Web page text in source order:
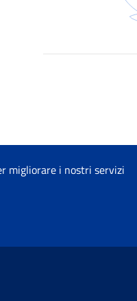
migliorare i nostri servizi